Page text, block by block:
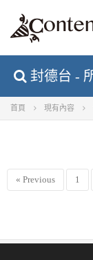
封德台 -
首頁 現有內容
« Previous 1